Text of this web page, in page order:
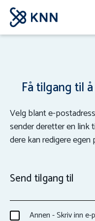
Få tilgang til
Velg blant e-
sender deretter en link
dere kan redigere egen
Send tilgang til
Annen - Skriv inn